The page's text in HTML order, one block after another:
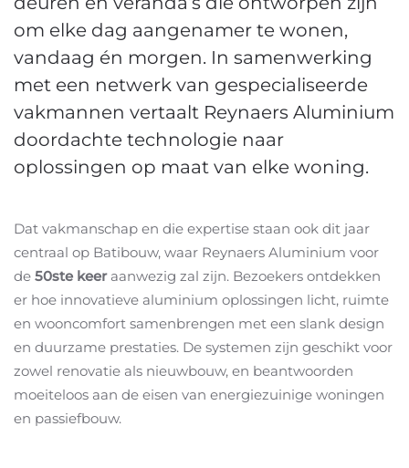
om elke dag aangenamer te wonen,
vandaag én morgen. In samenwerking
met een netwerk van gespecialiseerde
vakmannen vertaalt Reynaers Aluminium
doordachte technologie naar
oplossingen op maat van elke woning.
Dat vakmanschap en die expertise staan ook dit jaar
centraal op Batibouw, waar Reynaers Aluminium voor
de 50ste keeraanwezig zal zijn. Bezoekers ontdekken
er hoe innovatieve aluminium oplossingen licht, ruimte
en wooncomfort samenbrengen met een slank design
en duurzame prestaties. De systemen zijn geschikt voor
zowel renovatie als nieuwbouw, en beantwoorden
moeiteloos aan de eisen van energiezuinige woningen
en passiefbouw.